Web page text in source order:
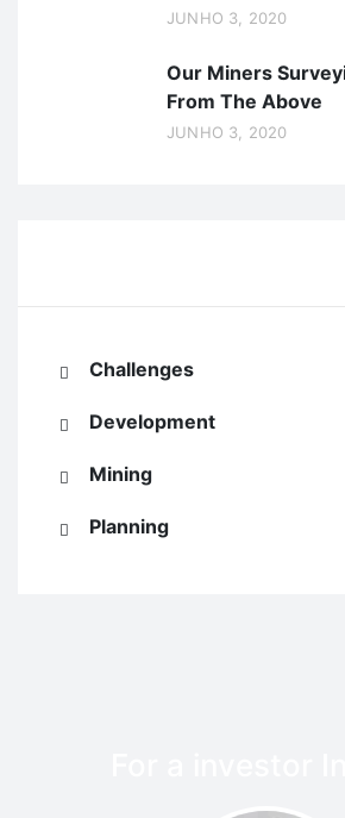
JUNHO 3, 2020
Our Miners
From The Above
JUNHO 3, 2020
Challenges
Development
Mining
Planning